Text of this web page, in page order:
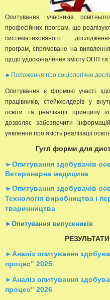
Опитування учасників
професійних програм, що
систематизованого
програм, спрямоване на
щодо удосконалення змісту ОПП та
►Положення про соціологічне
Опитування є формою участі
працівників, стейкхолдерів у
освіти та реалізації принципу
дозволяє забезпечити
уявлення про якість реалізації
Гугл форми для
►Опитування здобувачів
Ветеринарна медицина
►Опитування здобувачів
Технологія виробництва і
тваринництва
►Опитування випускників
►Аналіз опитування
процес" 2025
►Аналіз опитування
процес" 2026